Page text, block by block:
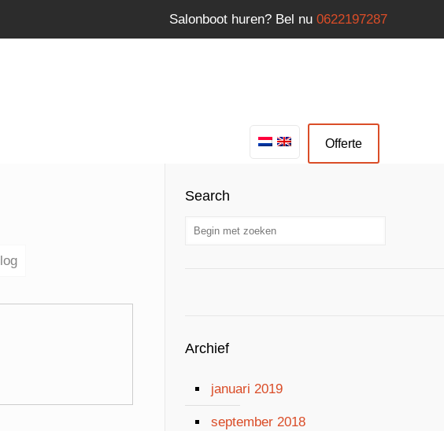
Salonboot huren? Bel nu 0622197287
Offerte
Search
Archief
januari 2019
september 2018